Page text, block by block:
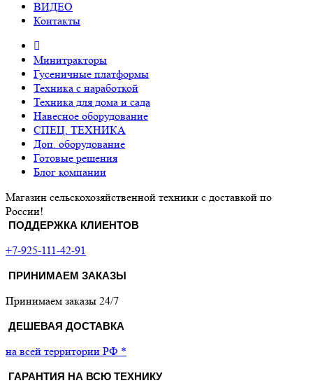
ВИДЕО
Контакты
Минитракторы
Гусеничные платформы
Техника с наработкой
Техника для дома и сада
Навесное оборудование
СПЕЦ. ТЕХНИКА
Доп. оборудование
Готовые решения
Блог компании
Магазин сельскохозяйственной техники с доставкой по
России!
ПОДДЕРЖКА КЛИЕНТОВ
+7-925-111-42-91
ПРИНИМАЕМ ЗАКАЗЫ
Принимаем заказы 24/7
ДЕШЕВАЯ ДОСТАВКА
на всей территории РФ *
ГАРАНТИЯ НА ВСЮ ТЕХНИКУ